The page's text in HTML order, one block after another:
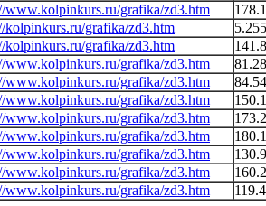
www.kolpinkurs.ru/grafika/zd3.htm
kolpinkurs.ru/grafika/zd3.htm
kolpinkurs.ru/grafika/zd3.htm
www.kolpinkurs.ru/grafika/zd3.htm
www.kolpinkurs.ru/grafika/zd3.htm
www.kolpinkurs.ru/grafika/zd3.htm
www.kolpinkurs.ru/grafika/zd3.htm
www.kolpinkurs.ru/grafika/zd3.htm
www.kolpinkurs.ru/grafika/zd3.htm
www.kolpinkurs.ru/grafika/zd3.htm
www.kolpinkurs.ru/grafika/zd3.htm